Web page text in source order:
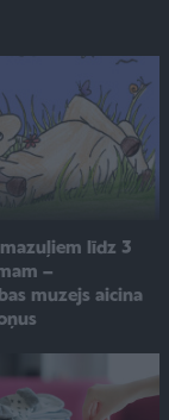
mazuļiem līdz 3
–
muzejs aicina